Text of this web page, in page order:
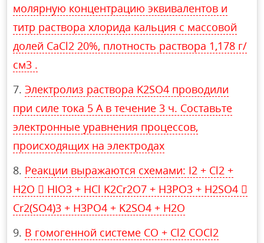
молярную концентрацию эквивалентов и
титр раствора хлорида кальция с массовой
долей СаCl2 20%, плотность раствора 1,178 г/
см3 .
Электролиз раствора K2SO4 проводили
при силе тока 5 А в течение 3 ч. Составьте
электронные уравнения процессов,
происходящих на электродах
Реакции выражаются схемами: I2 + Cl2 +
Н2О  НIO3 + HCl K2Cr2O7 + H3PO3 + H2SO4 
Cr2(SO4)3 + H3PO4 + K2SO4 + H2O
В гомогенной системе СО + Cl2 COCl2